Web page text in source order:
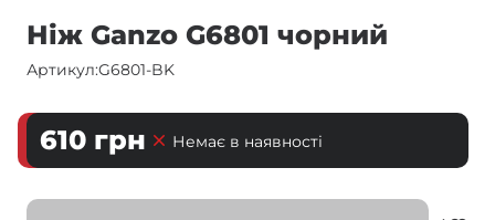
Ніж Ganzo G6801 чорний
Артикул:G6801-BK
610 грн Немає в наявності